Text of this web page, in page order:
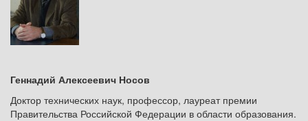
Геннадий Алексеевич Носов
Доктор технических наук, профессор, лауреат премии
Правительства Российской Федерации в области образования.